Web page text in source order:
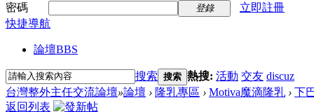
密碼
登錄
立即註冊
快捷導航
論壇BBS
搜索 搜索 熱搜: 活動 交友 discuz
台灣整外主任交流論壇»論壇 › 隆乳專區 › Motiva魔滴隆乳 › 下
返回列表